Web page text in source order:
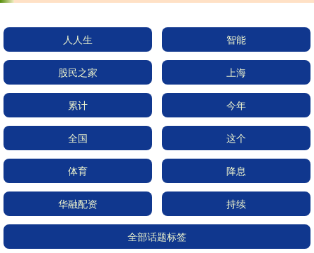
人人生 智能
股民之家 上海
累计 今年
全国 这个
体育 降息
华融配资 持续
全部话题标签